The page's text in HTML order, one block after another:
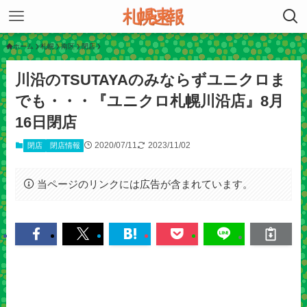
ホーム 札幌 南区 閉店
川沿のTSUTAYAのみならずユニクロま
でも・・・『ユニクロ札幌川沿店』8月
16日閉店
閉店 閉店情報 2020/07/11 2023/11/02
当ページのリンクには広告が含まれています。